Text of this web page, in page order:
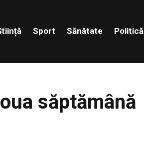
Sport Sănătate Politică
săptămână